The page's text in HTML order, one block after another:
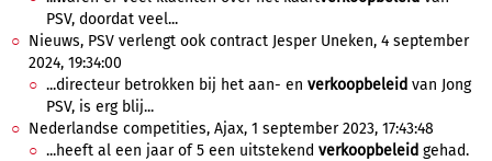
PSV, doordat veel...
Nieuws, PSV verlengt ook contract Jesper Uneken, 4 september
2024, 19:34:00
...directeur betrokken bij het aan- en verkoopbeleid van Jong
PSV, is erg blij...
Nederlandse competities, Ajax, 1 september 2023, 17:43:48
...heeft al een jaar of 5 een uitstekend verkoopbeleid gehad.